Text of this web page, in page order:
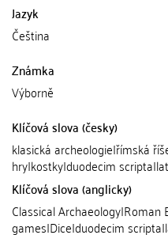
Jazyk
Čeština
Známka
Výborně
Klíčová slova (česky)
klasická archeologie|římská
hry|kostky|duodecim
Klíčová slova (anglicky)
Classical
games|Dice|duodecim